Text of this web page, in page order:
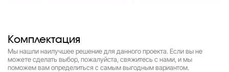
Комплектация
Мы нашли наилучшее решение для данного проекта. Если вы не
можете сделать выбор, пожалуйста, свяжитесь с нами, и мы
поможем вам определиться с самым выгодным вариантом.